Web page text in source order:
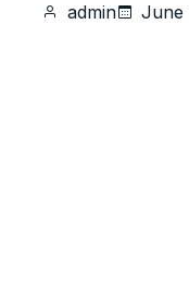
admin June